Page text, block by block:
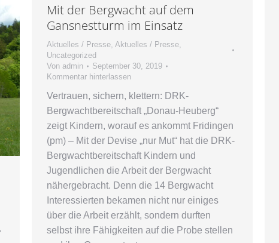
Mit der Bergwacht auf dem
Gansnestturm im Einsatz
Aktuelles / Presse, Aktuelles / Presse,
Uncategorized
Von admin
September 30, 2019
Kommentar hinterlassen
Vertrauen, sichern, klettern: DRK-
Bergwachtbereitschaft „Donau-Heuberg“
zeigt Kindern, worauf es ankommt Fridingen
(pm) – Mit der Devise „nur Mut“ hat die DRK-
Bergwachtbereitschaft Kindern und
Jugendlichen die Arbeit der Bergwacht
nähergebracht. Denn die 14 Bergwacht
Interessierten bekamen nicht nur einiges
über die Arbeit erzählt, sondern durften
selbst ihre Fähigkeiten auf die Probe stellen